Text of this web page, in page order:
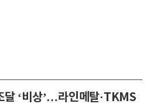
달 ‘비상’…라인메탈·TKMS